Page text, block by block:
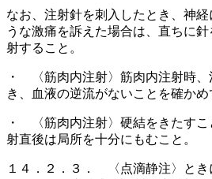
なお、注射針を刺入したとき、神
うな激痛を訴えた場合は、直ちに
射すること。
・ 〈筋肉内注射〉筋肉内注射時
き、血液の逆流がないことを確かめ
・ 〈筋肉内注射〉硬結をきたす
射直後は局所を十分にもむこと。
１４．２．３． 〈点滴静注〉とき